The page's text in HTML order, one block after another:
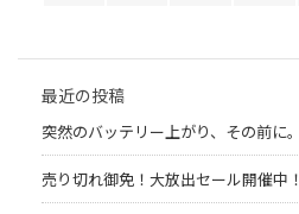
最近の投稿
突然のバッテリー上がり、その前に。
売り切れ御免！大放出セール開催中！